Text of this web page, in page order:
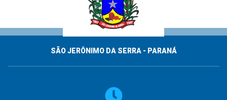
SÃO JERÔNIMO DA SERRA - PARANÁ